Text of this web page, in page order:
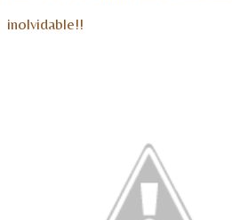
inolvidable!!